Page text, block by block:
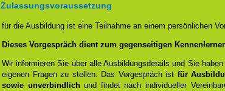
Zulassungsvoraussetzung
für die Ausbildung ist eine Teilnahme an einem persönlichen
Dieses Vorgespräch dient zum gegenseitigen
Wir informieren Sie über alle Ausbildungsdetails und Sie
eigenen Fragen zu stellen. Das Vorgespräch ist für
sowie unverbindlichund findet nach individueller